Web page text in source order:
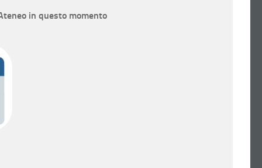
in questo momento